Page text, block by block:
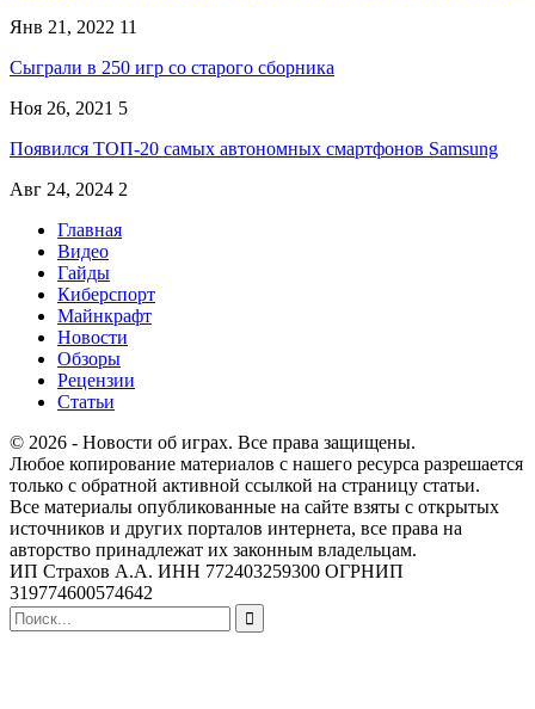
Янв 21, 2022 11
Сыграли в 250 игр со старого сборника
Ноя 26, 2021 5
Появился ТОП-20 самых автономных смартфонов Samsung
Авг 24, 2024 2
Главная
Видео
Гайды
Киберспорт
Майнкрафт
Новости
Обзоры
Рецензии
Статьи
© 2026 - Новости об играх. Все права защищены.
Любое копирование материалов с нашего ресурса разрешается
только с обратной активной ссылкой на страницу статьи.
Все материалы опубликованные на сайте взяты с открытых
источников и других порталов интернета, все права на
авторство принадлежат их законным владельцам.
ИП Страхов А.А. ИНН 772403259300 ОГРНИП
319774600574642